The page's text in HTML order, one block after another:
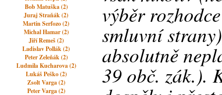
Bob Matuška (2)
Juraj Straňák (2)
Martin Serfozo (2)
Michal Hamar (2)
Jiří Remeš (2)
Ladislav Pollák (2)
Peter Zeleňák (2)
Ludmila Kucharova (2)
Lukáš Peško (2)
Zsolt Varga (2)
Peter Varga (2)
výběr
smluvní
absolutně
39 obč. zák.).